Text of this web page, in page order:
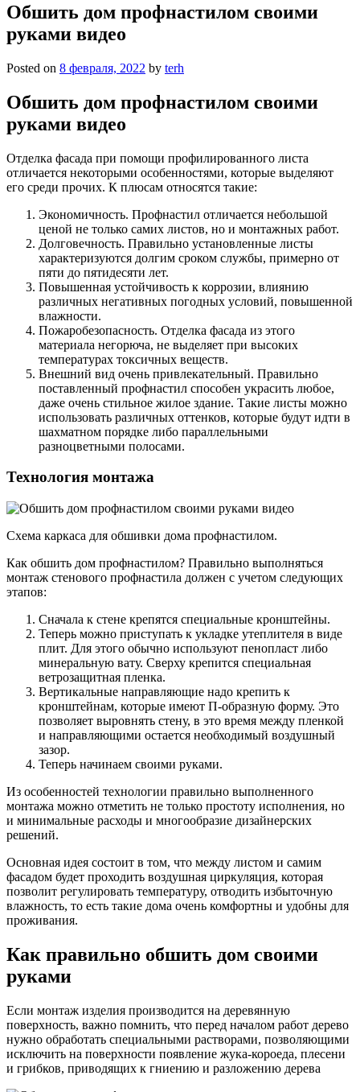
Обшить дом профнастилом своими
руками видео
Posted on 8 февраля, 2022 by terh
Обшить дом профнастилом своими
руками видео
Отделка фасада при помощи профилированного листа
отличается некоторыми особенностями, которые выделяют
его среди прочих. К плюсам относятся такие:
Экономичность. Профнастил отличается небольшой
ценой не только самих листов, но и монтажных работ.
Долговечность. Правильно установленные листы
характеризуются долгим сроком службы, примерно от
пяти до пятидесяти лет.
Повышенная устойчивость к коррозии, влиянию
различных негативных погодных условий, повышенной
влажности.
Пожаробезопасность. Отделка фасада из этого
материала негорюча, не выделяет при высоких
температурах токсичных веществ.
Внешний вид очень привлекательный. Правильно
поставленный профнастил способен украсить любое,
даже очень стильное жилое здание. Такие листы можно
использовать различных оттенков, которые будут идти в
шахматном порядке либо параллельными
разноцветными полосами.
Технология монтажа
Схема каркаса для обшивки дома профнастилом.
Как обшить дом профнастилом? Правильно выполняться
монтаж стенового профнастила должен с учетом следующих
этапов:
Сначала к стене крепятся специальные кронштейны.
Теперь можно приступать к укладке утеплителя в виде
плит. Для этого обычно используют пенопласт либо
минеральную вату. Сверху крепится специальная
ветрозащитная пленка.
Вертикальные направляющие надо крепить к
кронштейнам, которые имеют П-образную форму. Это
позволяет выровнять стену, в это время между пленкой
и направляющими остается необходимый воздушный
зазор.
Теперь начинаем своими руками.
Из особенностей технологии правильно выполненного
монтажа можно отметить не только простоту исполнения, но
и минимальные расходы и многообразие дизайнерских
решений.
Основная идея состоит в том, что между листом и самим
фасадом будет проходить воздушная циркуляция, которая
позволит регулировать температуру, отводить избыточную
влажность, то есть такие дома очень комфортны и удобны для
проживания.
Как правильно обшить дом своими
руками
Если монтаж изделия производится на деревянную
поверхность, важно помнить, что перед началом работ дерево
нужно обработать специальными растворами, позволяющими
исключить на поверхности появление жука-короеда, плесени
и грибков, приводящих к гниению и разложению дерева